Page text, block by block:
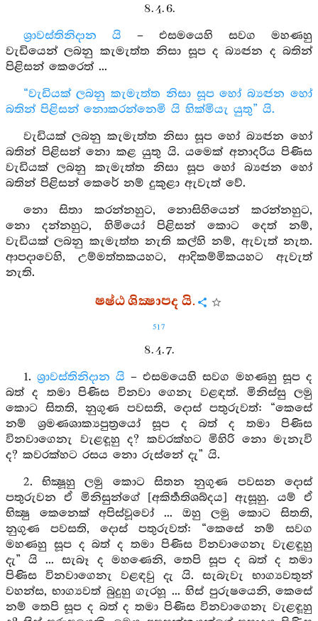
8. 4. 6.
ශ්‍රාවස්තිනිදාන යි – එසමයෙහි සවග මහණහු
වැඩියෙන් ලබනු කැමැත්ත නිසා සූප ද බ්‍යඤ්‍ජන ද බතින්
පිළිසන් කෙරෙත් ...
“වැඩියක් ලබනු කැමැත්ත නිසා සූප හෝ බ්‍යඤ්‍ජන හෝ
බතින් පිළිසන් නොකරන්නෙමි යි හික්මියැ යුතු” යි.
වැඩියක් ලබනු කැමැත්ත නිසා සූප හෝ බ්‍යඤ්‍ජන හෝ
බතින් පිළිසන් නො කළ යුතු යි. යමෙක් අනාදරිය පිණිස
වැඩියක් ලබනු කැමැත්ත නිසා සූප හෝ බ්‍යඤ්‍ජන හෝ
බතින් පිළිසන් කෙරේ නම් දුකුළා ඇවැත් වේ.
නො සිතා කරන්නහුට, නොසිහියෙන් කරන්නහුට,
නො දන්නහුට, හිමියෝ පිළිසන් කොට දෙත් නම්,
වැඩියක් ලබනු කැමැත්ත නැති කල්හි නම්, ඇවැත් නැත.
ආපදාවෙහි, උම්මත්තකයහට, ආදිකම්මිකයහට ඇවැත්
නැති.
ෂෂ්ඨ ශික්‍ෂාපද යි.
517
8. 4. 7.
1. ශ්‍රාවස්තිනිදාන යි – එසමයෙහි සවග මහණහු සූප ද
බත් ද තමා පිණිස විනවා ගෙනැ වළඳත්. මිනිස්සු ලමු
කොට සිතති, නුගුණ පවසති, දොස් පතුරුවත්: “කෙසේ
නම් ශ්‍රමණශාක්‍යපුත්‍රයෝ සූප ද බත් ද තමා පිණිස
විනවාගෙනැ වැළඳූහු ද? කවරක්හට මිහිරි නො මැනැවි
ද? කවරක්හට රසය නො රුස්නේ දැ” යි.
2. භික්‍ෂූහු ලමු කොට සිතන නුගුණ පවසන දොස්
පතුරුවන ඒ මිනිසුන්ගේ [අකිර්‍තතිශබ්දය] ඇසූහු. යම් ඒ
භික්‍ෂු කෙනෙක් අපිස්වූවෝ ... ඔහු ලමු කොට සිතති,
නුගුණ පවසති, දොස් පතුරුවත්: “කෙසේ නම් සවග
මහණහු සූප ද බත් ද තමා පිණිස විනවාගෙනැ වැළඳූහු
දැ” යි ... සැබෑ ද මහණෙනි, තෙපි සූප ද බත් ද තමා
පිණිස විනවාගෙනැ වළඳවු දැ යි. සැබැවැ භාග්‍යවතුන්
වහන්ස, භාග්‍යවත් බුදුහු ගැරහූ ... හිස් පුරුෂයෙනි, කෙසේ
නම් තෙපි සූප ද බත් ද තමා පිණිස විනවාගෙනැ වැළඳූහු